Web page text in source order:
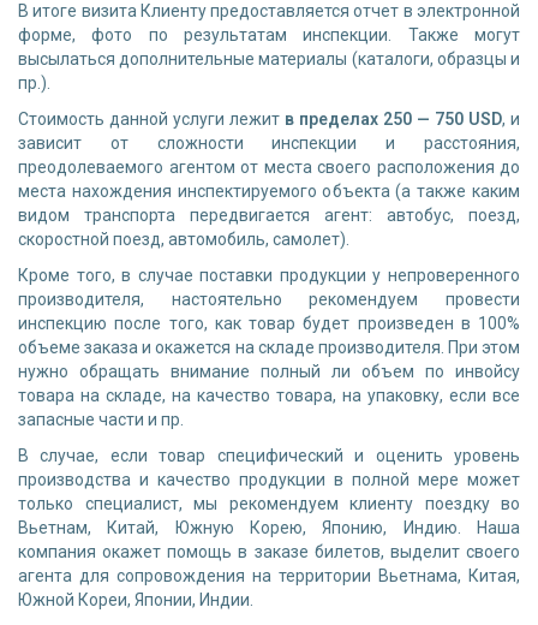
В итоге визита Клиенту предоставляется отчет в электронной
форме, фото по результатам инспекции. Также могут
высылаться дополнительные материалы (каталоги, образцы и
пр.).
Стоимость данной услуги лежит в пределах 250 — 750 USD, и
зависит от сложности инспекции и расстояния,
преодолеваемого агентом от места своего расположения до
места нахождения инспектируемого объекта (а также каким
видом транспорта передвигается агент: автобус, поезд,
скоростной поезд, автомобиль, самолет).
Кроме того, в случае поставки продукции у непроверенного
производителя, настоятельно рекомендуем провести
инспекцию после того, как товар будет произведен в 100%
объеме заказа и окажется на складе производителя. При этом
нужно обращать внимание полный ли объем по инвойсу
товара на складе, на качество товара, на упаковку, если все
запасные части и пр.
В случае, если товар специфический и оценить уровень
производства и качество продукции в полной мере может
только специалист, мы рекомендуем клиенту поездку во
Вьетнам, Китай, Южную Корею, Японию, Индию. Наша
компания окажет помощь в заказе билетов, выделит своего
агента для сопровождения на территории Вьетнама, Китая,
Южной Кореи, Японии, Индии.